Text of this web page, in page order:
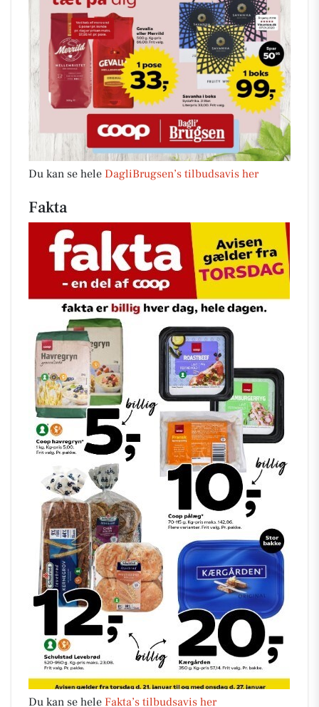
Du kan se hele DagliBrugsen’s tilbudsavis her
Fakta
Du kan se hele Fakta’s tilbudsavis her